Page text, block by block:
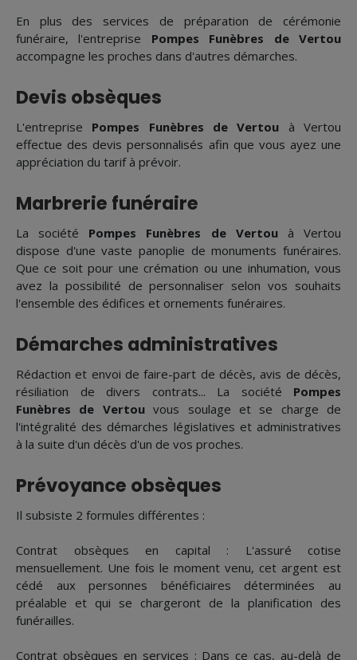
En plus des services de préparation de cérémonie
funéraire, l'entreprise Pompes Funèbres de Vertou
accompagne les proches dans d'autres démarches.
Devis obsèques
L'entreprise Pompes Funèbres de Vertou à Vertou
effectue des devis personnalisés afin que vous ayez une
appréciation du tarif à prévoir.
Marbrerie funéraire
La société Pompes Funèbres de Vertouà Vertou
dispose d'une vaste panoplie de monuments funéraires.
Que ce soit pour une crémation ou une inhumation, vous
avez la possibilité de personnaliser selon vos souhaits
l'ensemble des édifices et ornements funéraires.
Démarches administratives
Rédaction et envoi de faire-part de décès, avis de décès,
résiliation de divers contrats... La société Pompes
Funèbres de Vertouvous soulage et se charge de
l'intégralité des démarches législatives et administratives
à la suite d'un décès d'un de vos proches.
Prévoyance obsèques
Il subsiste 2 formules différentes :
Contrat obsèques en capital : L'assuré cotise
mensuellement. Une fois le moment venu, cet argent est
cédé aux personnes bénéficiaires déterminées au
préalable et qui se chargeront de la planification des
funérailles.
Contrat obsèques en services : Dans ce cas, au-delà de